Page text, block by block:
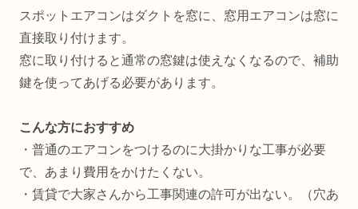
スポットエアコンはダクトを窓に、窓用エアコンは窓に
直接取り付けます。
窓に取り付けると通常の窓鍵は使えなくなるので、補助
鍵を使ってあげる必要があります。
こんな方におすすめ
・普通のエアコンをつけるのに大掛かりな工事が必要
で、あまり費用をかけたくない。
・賃貸で大家さんから工事関連の許可が出ない。（穴あ